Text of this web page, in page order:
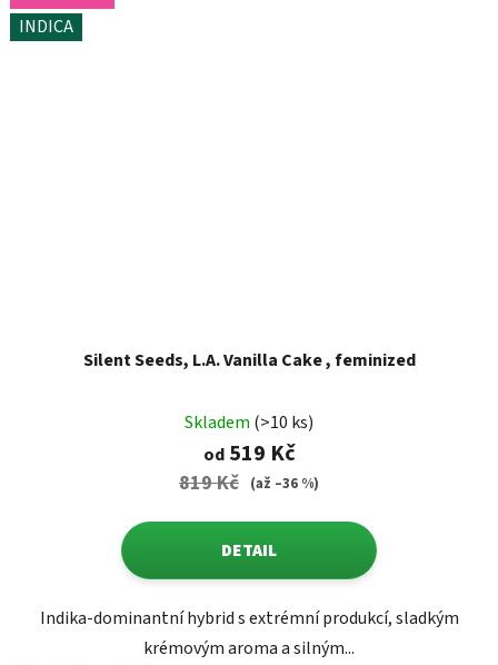
INDICA
Silent Seeds, L.A. Vanilla Cake , feminized
Skladem (>10 ks)
od519 Kč
819 Kč (až –36 %)
DETAIL
Indika-dominantní hybrid s extrémní produkcí, sladkým
krémovým aroma a silným...